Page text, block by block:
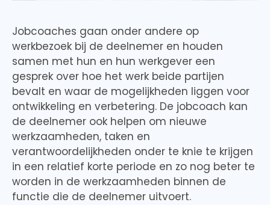
Jobcoaches gaan onder andere op
werkbezoek bij de deelnemer en houden
samen met hun en hun werkgever een
gesprek over hoe het werk beide partijen
bevalt en waar de mogelijkheden liggen voor
ontwikkeling en verbetering. De jobcoach kan
de deelnemer ook helpen om nieuwe
werkzaamheden, taken en
verantwoordelijkheden onder te knie te krijgen
in een relatief korte periode en zo nog beter te
worden in de werkzaamheden binnen de
functie die de deelnemer uitvoert.